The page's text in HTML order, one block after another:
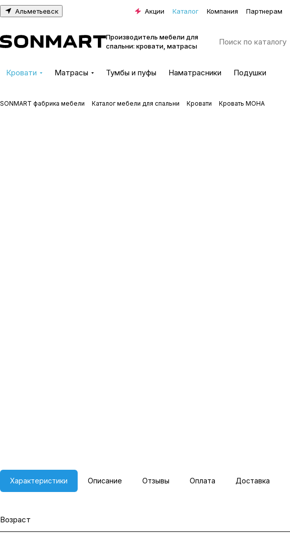
Альметьевск Акции Каталог Компания Партнерам
Производитель мебели для
спальни: кровати, матрасы
Кровати Матрасы Тумбы и пуфы Наматрасники Подушки
SONMART фабрика мебели Каталог мебели для спальни Кровати Кровать МОНА
Характеристики Описание Отзывы Оплата Доставка
Возраст